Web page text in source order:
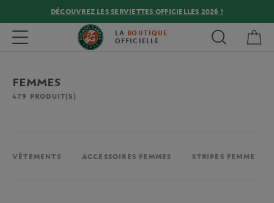
DÉCOUVREZ LES SERVIETTES OFFICIELLES 2026 !
Toggle navigation LA BOUTIQUE
OFFICIELLE
FEMMES
479 PRODUIT(S)
VÊTEMENTS ACCESSOIRES FEMMES STRIPES FEMME